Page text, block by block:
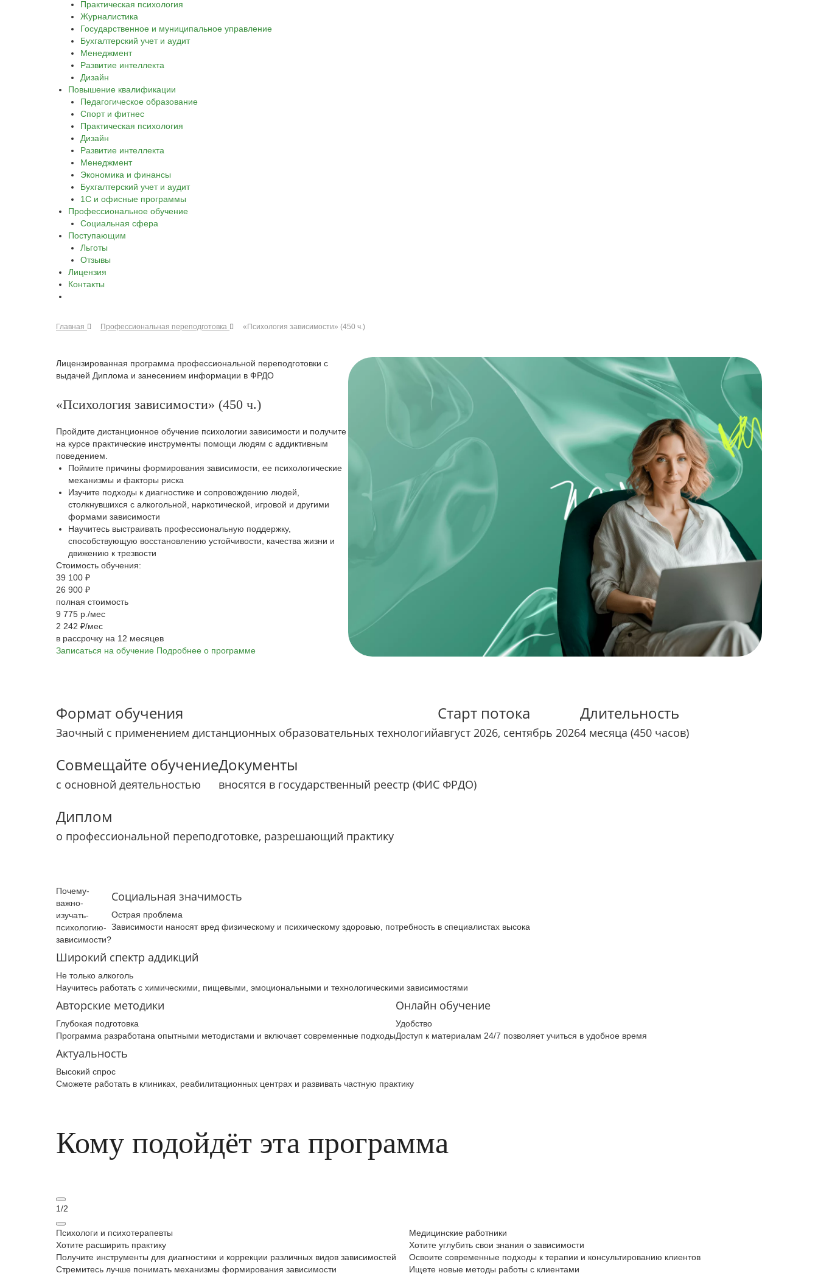
Практическая психология
Журналистика
Государственное и муниципальное управление
Бухгалтерский учет и аудит
Менеджмент
Развитие интеллекта
Дизайн
Повышение квалификации
Педагогическое образование
Спорт и фитнес
Практическая психология
Дизайн
Развитие интеллекта
Менеджмент
Экономика и финансы
Бухгалтерский учет и аудит
1С и офисные программы
Профессиональное обучение
Социальная сфера
Поступающим
Льготы
Отзывы
Лицензия
Контакты
Главная Профессиональная переподготовка «Психология зависимости» (450 ч.)
Лицензированная программа профессиональной переподготовки с
выдачей Диплома и занесением информации в ФРДО
«Психология зависимости» (450 ч.)
Пройдите дистанционное обучение психологии зависимости и получите
на курсе практические инструменты помощи людям с аддиктивным
поведением.
Поймите причины формирования зависимости, ее психологические
механизмы и факторы риска
Изучите подходы к диагностике и сопровождению людей,
столкнувшихся с алкогольной, наркотической, игровой и другими
формами зависимости
Научитесь выстраивать профессиональную поддержку,
способствующую восстановлению устойчивости, качества жизни и
движению к трезвости
Стоимость обучения:
39 100 ₽
26 900 ₽
полная стоимость
9 775 р./мес
2 242 ₽/мес
в рассрочку на 12 месяцев
Записаться на обучение Подробнее о программе
Формат обучения
Заочный с применением дистанционных образовательных технологий
Старт потока
август 2026, сентябрь 2026
Длительность
4 месяца (450 часов)
Совмещайте обучение
с основной деятельностью
Документы
вносятся в государственный реестр (ФИС ФРДО)
Диплом
о профессиональной переподготовке, разрешающий практику
Почему­
важно­
изучать­
психологию­
зависимости­?
Социальная значимость
Острая проблема
Зависимости наносят вред физическому и психическому здоровью, потребность в специалистах высока
Широкий спектр аддикций
Не только алкоголь
Научитесь работать с химическими, пищевыми, эмоциональными и технологическими зависимостями
Авторские методики
Глубокая подготовка
Программа разработана опытными методистами и включает современные подходы
Онлайн обучение
Удобство
Доступ к материалам 24/7 позволяет учиться в удобное время
Актуальность
Высокий спрос
Сможете работать в клиниках, реабилитационных центрах и развивать частную практику
Кому подойдёт эта программа
1/2
Психологи и психотерапевты
Хотите расширить практику
Получите инструменты для диагностики и коррекции различных видов зависимостей
Стремитесь лучше понимать механизмы формирования зависимости
Медицинские работники
Хотите углубить свои знания о зависимости
Освоите современные подходы к терапии и консультированию клиентов
Ищете новые методы работы с клиентами